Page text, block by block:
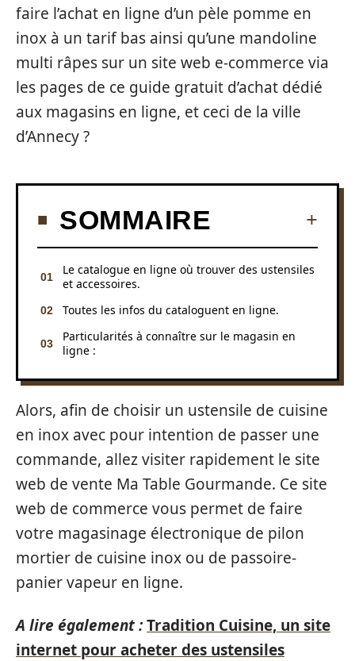
faire l’achat en ligne d’un pèle pomme en
inox à un tarif bas ainsi qu’une mandoline
multi râpes sur un site web e-commerce via
les pages de ce guide gratuit d’achat dédié
aux magasins en ligne, et ceci de la ville
d’Annecy ?
SOMMAIRE
Le catalogue en ligne où trouver des ustensiles
et accessoires.
Toutes les infos du cataloguent en ligne.
Particularités à connaître sur le magasin en
ligne :
Alors, afin de choisir un ustensile de cuisine
en inox avec pour intention de passer une
commande, allez visiter rapidement le site
web de vente Ma Table Gourmande. Ce site
web de commerce vous permet de faire
votre magasinage électronique de pilon
mortier de cuisine inox ou de passoire-
panier vapeur en ligne.
A lire également :Tradition Cuisine, un site
internet pour acheter des ustensiles